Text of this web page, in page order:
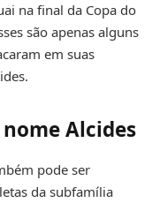
na final da Copa do
são apenas alguns
em suas
Alcides
pode ser
da subfamília